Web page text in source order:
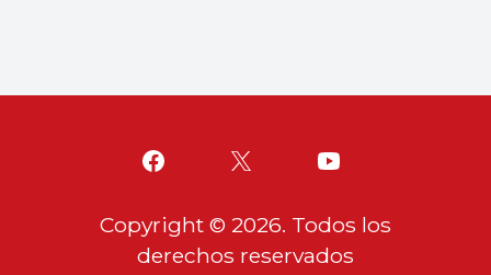
Copyright © 2026. Todos los
derechos reservados